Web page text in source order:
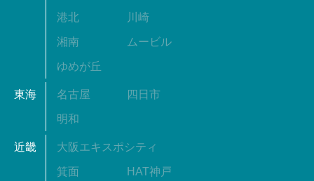
港北 川崎
湘南 ムービル
ゆめが丘
東海 名古屋 四日市
明和
近畿 大阪エキスポシティ
箕面 HAT神戸